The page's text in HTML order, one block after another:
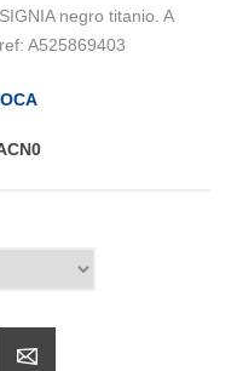
negro titanio. A
A525869403